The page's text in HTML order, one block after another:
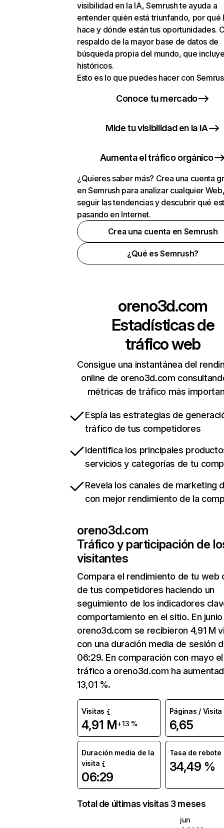
visibilidad en la IA, Semrush te ayuda a
entender quién está triunfando, por qué
hace y dónde están tus oportunidades.
respaldo de la mayor base de datos de
búsqueda propia del mundo, que
históricos.
Esto es lo que puedes hacer con
Conoce tu mercado
Mide tu visibilidad en la IA
Aumenta el tráfico orgánico
¿Quieres saber más? Crea una cuenta
en Semrush para analizar cualquier
seguir las tendencias y descubrir qué
pasando en Internet.
Crea una cuenta en Semrush
¿Qué es Semrush?
oreno3d.com
Estadísticas de
tráfico web
Consigue una instantánea del
online de oreno3d.com
métricas de tráfico más
Espía las estrategias de
tráfico de tus competidores
Identifica los principales
servicios y categorías de tu
Revela los canales de marketing
con mejor rendimiento de la
oreno3d.com
Tráfico y participación de
visitantes
Compara el rendimiento de tu web
de tus competidores haciendo un
seguimiento de los indicadores
comportamiento en el sitio. En junio
oreno3d.com se recibieron 4,91 M
con una duración media de sesión
06:29. En comparación con mayo el
tráfico a oreno3d.com ha
13,01 %.
Visitas
4,91 M+13 %
Páginas / Visita
6,65
Duración media de la
visita
06:29
Tasa de rebote
34,49 %
Total de últimas visitas 3 meses
jun